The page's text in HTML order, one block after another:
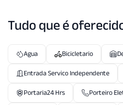
Tudo que é
Agua Bicicletario
Entrada Servico Independente
Portaria24 Hrs
Porteiro